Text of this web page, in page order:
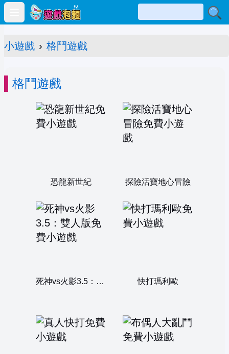
Open main menu
小遊戲 › 格鬥遊戲
格鬥遊戲
恐龍新世紀 探險活寶地心冒險
死神vs火影3.5：雙人版 快打瑪利歐